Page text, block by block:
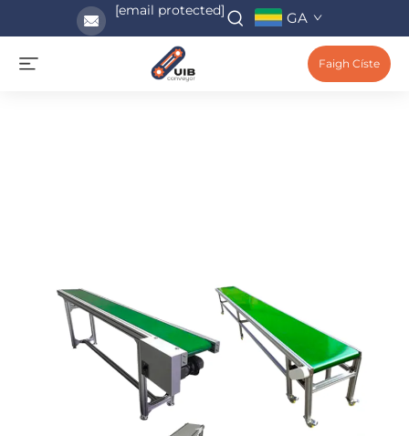
[email protected] GA
Faigh Císte